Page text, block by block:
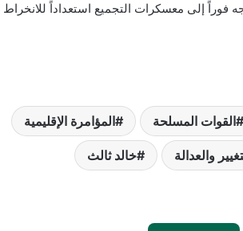
فوراً إلى معسكرات التجميع استعداداً للانخراط
القوات المسلحة المؤامرة الإقليمية
والعدالة خالد ثالث